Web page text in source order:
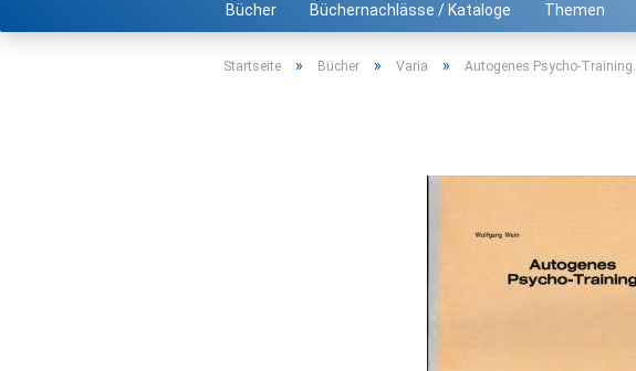
Bücher Büchernachlässe / Kataloge Themen
Startseite » Bücher » Varia » Autogenes Psycho-Training.